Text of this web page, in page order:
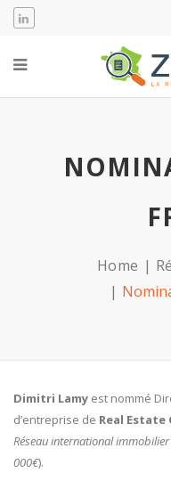
Home
Dimitri Lamy est nommé
d’entreprise de Real
Réseau international
000€).